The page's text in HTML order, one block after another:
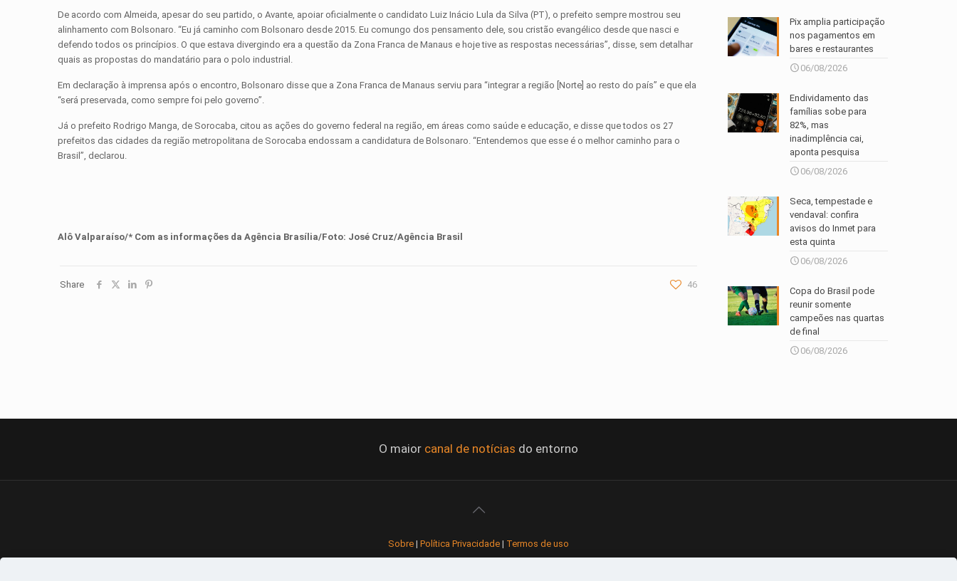
De acordo com Almeida, apesar do seu partido, o Avante, apoiar oficialmente o candidato Luiz Inácio Lula da Silva (PT), o prefeito sempre mostrou seu
alinhamento com Bolsonaro. “Eu já caminho com Bolsonaro desde 2015. Eu comungo dos pensamento dele, sou cristão evangélico desde que nasci e
defendo todos os princípios. O que estava divergindo era a questão da Zona Franca de Manaus e hoje tive as respostas necessárias”, disse, sem detalhar
quais as propostas do mandatário para o polo industrial.
Em declaração à imprensa após o encontro, Bolsonaro disse que a Zona Franca de Manaus serviu para “integrar a região [Norte] ao resto do país” e que ela
“será preservada, como sempre foi pelo governo”.
Já o prefeito Rodrigo Manga, de Sorocaba, citou as ações do governo federal na região, em áreas como saúde e educação, e disse que todos os 27
prefeitos das cidades da região metropolitana de Sorocaba endossam a candidatura de Bolsonaro. “Entendemos que esse é o melhor caminho para o
Brasil”, declarou.
Alô Valparaíso/* Com as informações da Agência Brasília/Foto: José Cruz/Agência Brasil
Share 46
Pix amplia participação
nos pagamentos em
bares e restaurantes
06/08/2026
Endividamento das
famílias sobe para
82%, mas
inadimplência cai,
aponta pesquisa
06/08/2026
Seca, tempestade e
vendaval: confira
avisos do Inmet para
esta quinta
06/08/2026
Copa do Brasil pode
reunir somente
campeões nas quartas
de final
06/08/2026
O maior canal de notícias do entorno
Sobre | Política Privacidade | Termos de uso